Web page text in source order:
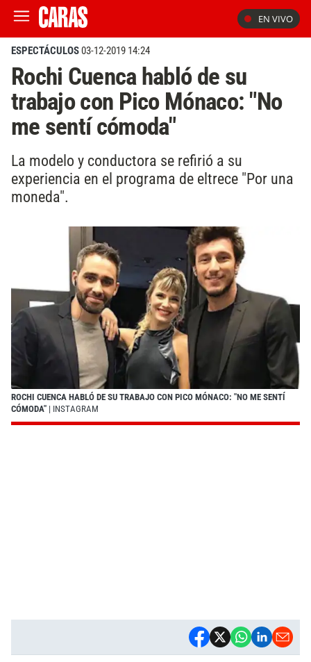
EN VIVO
ESPECTÁCULOS03-12-2019 14:24
Rochi Cuenca habló de su
trabajo con Pico Mónaco: "No
me sentí cómoda"
La modelo y conductora se refirió a su
experiencia en el programa de eltrece "Por una
moneda".
ROCHI CUENCA HABLÓ DE SU TRABAJO CON PICO MÓNACO: "NO ME SENTÍ
CÓMODA" | INSTAGRAM